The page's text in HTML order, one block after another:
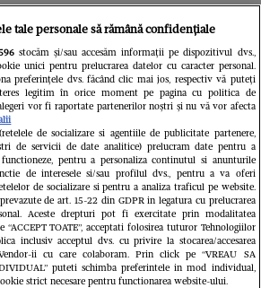
mai folosite
Europa își închide
timp de trei luni.
afectați
tale personale să rămână confidențiale
stocăm și/sau accesăm informații pe dispozitivul dvs.,
unici pentru prelucrarea datelor cu caracter personal.
preferințele dvs. făcând clic mai jos, respectiv vă puteți
legitim în orice moment pe pagina cu politica de
vor fi raportate partenerilor noștri și nu vă vor afecta
de socializare si agentiile de publicitate partenere,
de servicii de date analitice) prelucram date pentru a
pentru a personaliza continutul si anunturile
de interesele si/sau profilul dvs., pentru a va oferi
de socializare si pentru a analiza traficul pe website.
de art. 15-22 din GDPR in legatura cu prelucrarea
Aceste drepturi pot fi exercitate prin modalitatea
“ACCEPT TOATE”, acceptati folosirea tuturor Tehnologiilor
inclusiv acceptul dvs. cu privire la stocarea/accesarea
ii cu care colaboram. Prin click pe “VREAU SA
puteti schimba preferintele in mod individual,
strict necesare pentru functionarea website-ului.